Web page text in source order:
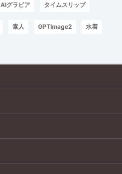
AIグラビア タイムスリップ
素人 GPTImage2 水着